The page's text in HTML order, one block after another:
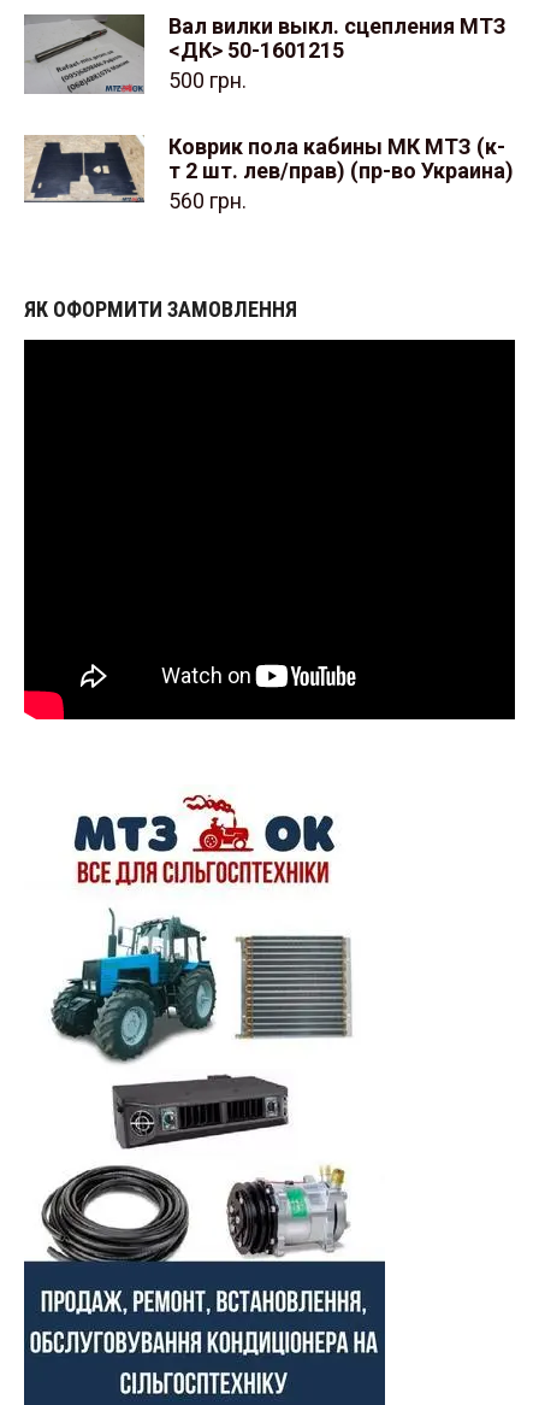
Вал вилки выкл. сцепления МТЗ
<ДК> 50-1601215
500 грн.
Коврик пола кабины МК МТЗ (к-
т 2 шт. лев/прав) (пр-во Украина)
560 грн.
ЯК ОФОРМИТИ ЗАМОВЛЕННЯ